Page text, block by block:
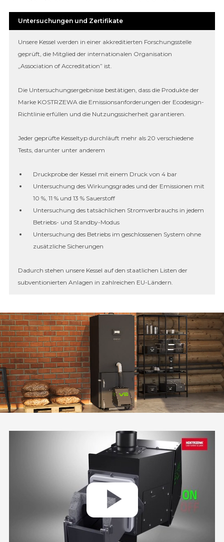
Untersuchungen und Zertifikate
Unsere Kessel werden in einer akkreditierten Forschungsstelle
geprüft, die Mitglied der internationalen Organisation
„Association of Accreditation” ist.
Die Untersuchungsergebnisse bestätigen, dass die Produkte der
Marke KOSTRZEWA die Emissionsanforderungen der Ecodesign-
Richtlinie erfüllen und die Nutzungssicherheit garantieren.
Jeder geprüfte Kesseltyp durchläuft mehr als 20 verschiedene
Tests, darunter unter anderem
Druckprobe der Kessel mit einem Druck von 4 bar
Untersuchung des Wirkungsgrades und der Emissionen mit
10 %, 11 % und 13 % Sauerstoff
Untersuchung des tatsächlichen Stromverbrauchs in jedem
Betriebs- und Standby-Modus
Untersuchung des Betriebs im geschlossenen System ohne
zusätzliche Sicherungen
Dadurch stehen unsere Kessel auf den staatlichen Listen der
subventionierten Anlagen in zahlreichen EU-Ländern.